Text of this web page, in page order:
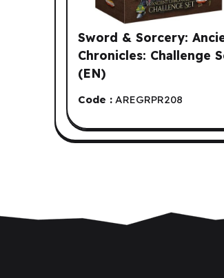
Sword & Sorcery:
Chronicles: Challenge
(EN)
Code : AREGRPR208